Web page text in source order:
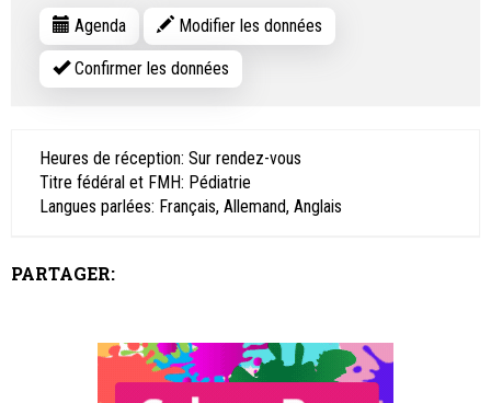
Agenda Modifier les données
Confirmer les données
Heures de réception: Sur rendez-vous
Titre fédéral et FMH: Pédiatrie
Langues parlées: Français, Allemand, Anglais
PARTAGER: